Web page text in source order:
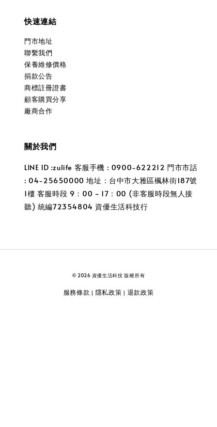
快速連結
門市地址
聯繫我們
保養維修價格
捐款公告
商標註冊證書
顧客購買分享
廠商合作
關於我們
LINE ID :zulife 客服手機 : 0900-622212 門市市話
: 04-25650000 地址：台中市大雅區楓林街187號
1樓 客服時段 9：00 ~ 17：00 (非客服時段無人接
聽) 統編72354804 資優生活科技行
© 2026 資優生活科技 版權所有
服務條款 | 隱私政策 | 退款政策